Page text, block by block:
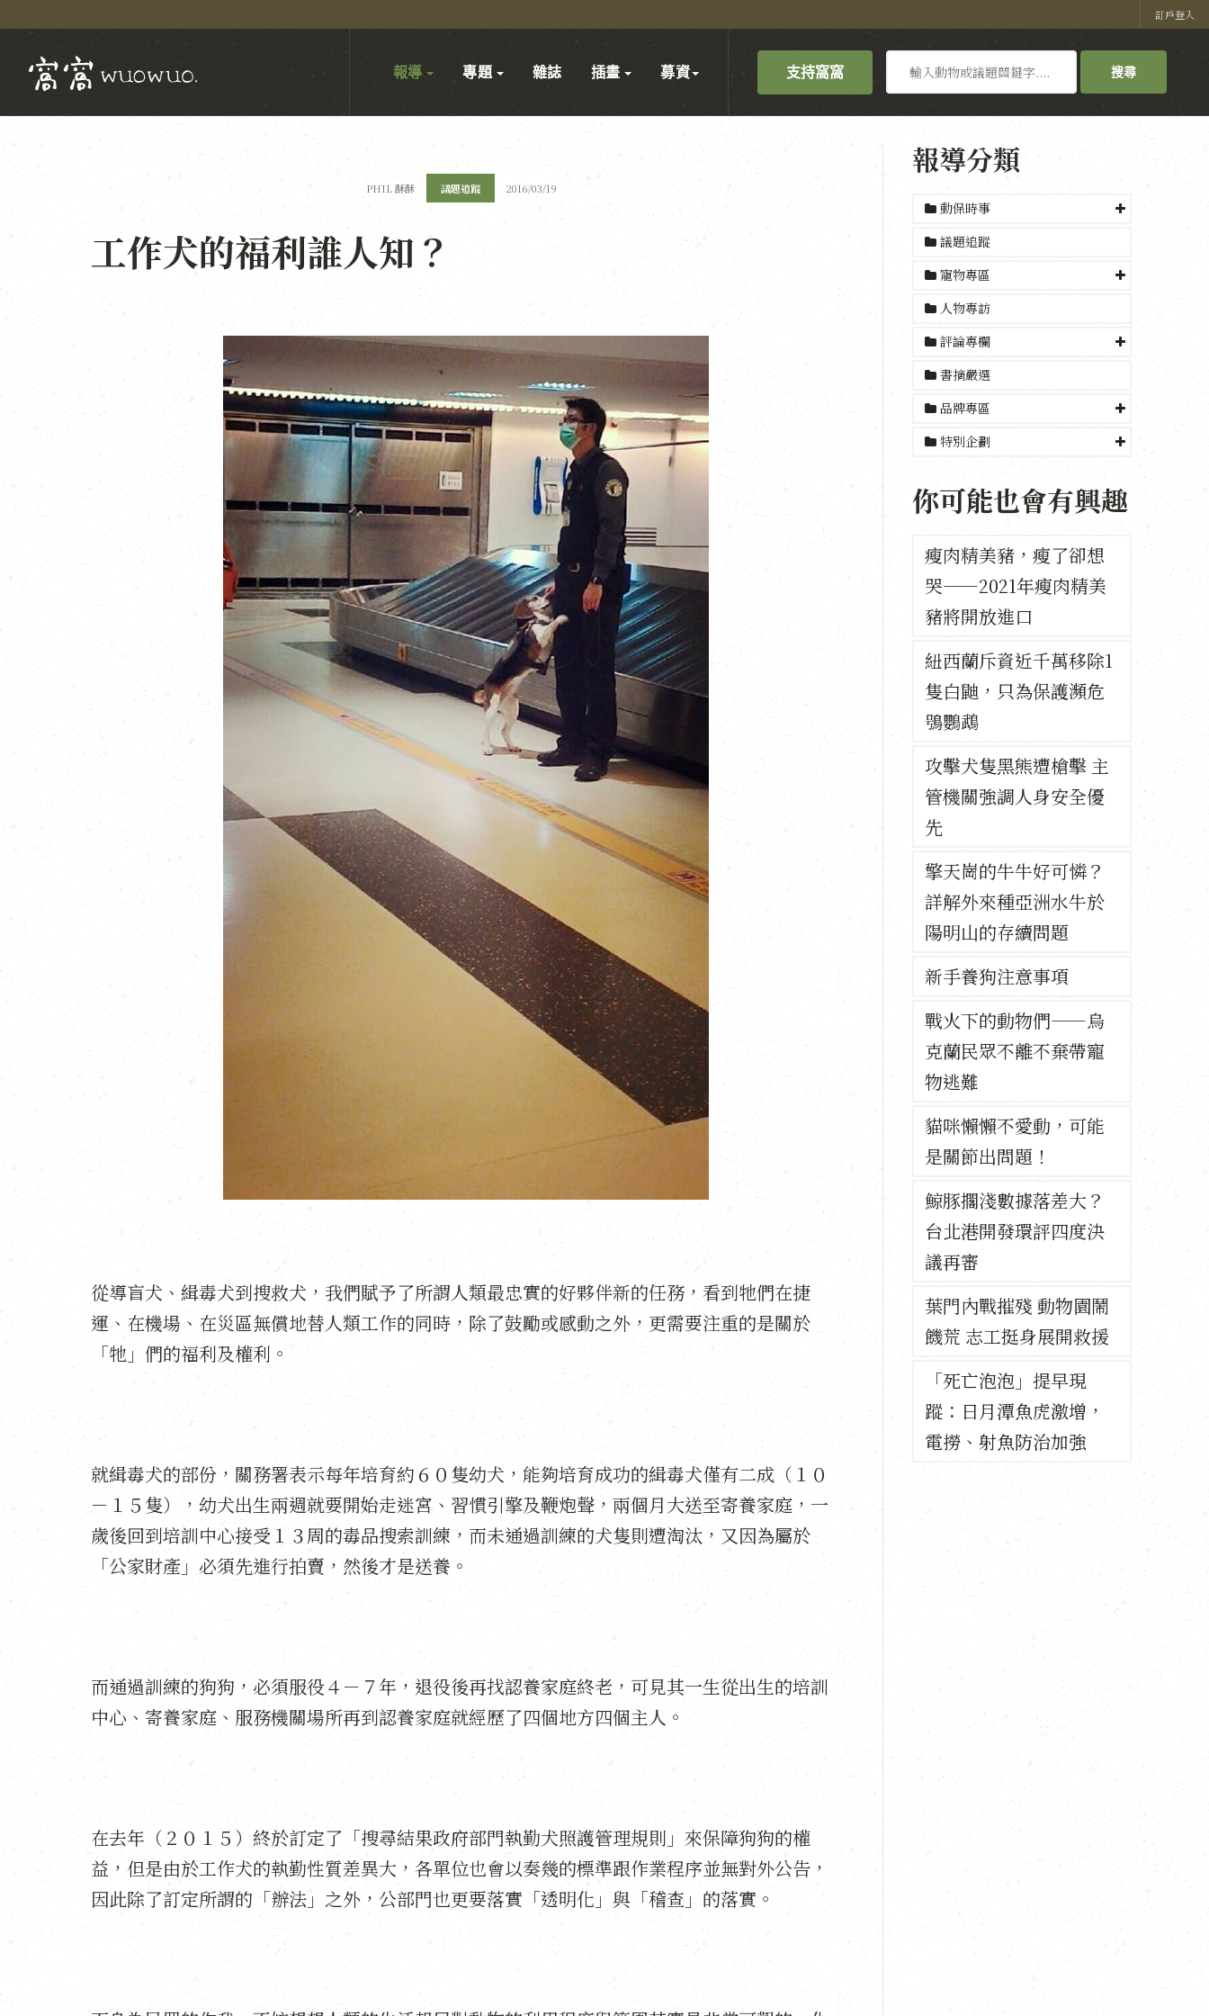
訂戶登入
支持窩窩
尋
搜尋
報導 專題 雜誌 插畫 募資
PHIL 酥酥 議題追蹤 2016/03/19
工作犬的福利誰人知？
從導盲犬、緝毒犬到搜救犬，我們賦予了所謂人類最忠實的好夥伴新的任務，看到牠們在捷
運、在機場、在災區無償地替人類工作的同時，除了鼓勵或感動之外，更需要注重的是關於
「牠」們的福利及權利。
就緝毒犬的部份，關務署表示每年培育約６０隻幼犬，能夠培育成功的緝毒犬僅有二成（１０
－１５隻），幼犬出生兩週就要開始走迷宮、習慣引擎及鞭炮聲，兩個月大送至寄養家庭，一
歲後回到培訓中心接受１３周的毒品搜索訓練，而未通過訓練的犬隻則遭淘汰，又因為屬於
「公家財產」必須先進行拍賣，然後才是送養。
而通過訓練的狗狗，必須服役４－７年，退役後再找認養家庭終老，可見其一生從出生的培訓
中心、寄養家庭、服務機關場所再到認養家庭就經歷了四個地方四個主人。
在去年（２０１５）終於訂定了「搜尋結果政府部門執勤犬照護管理規則」來保障狗狗的權
益，但是由於工作犬的執勤性質差異大，各單位也會以奏幾的標準跟作業程序並無對外公告，
因此除了訂定所謂的「辦法」之外，公部門也更要落實「透明化」與「稽查」的落實。
報導分類
動保時事
議題追蹤
寵物專區
人物專訪
評論專欄
書摘嚴選
品牌專區
特別企劃
你可能也會有興趣
瘦肉精美豬，瘦了卻想
哭——2021年瘦肉精美
豬將開放進口
紐西蘭斥資近千萬移除1
隻白鼬，只為保護瀕危
鴞鸚鵡
攻擊犬隻黑熊遭槍擊 主
管機關強調人身安全優
先
擎天崗的牛牛好可憐？
詳解外來種亞洲水牛於
陽明山的存續問題
新手養狗注意事項
戰火下的動物們——烏
克蘭民眾不離不棄帶寵
物逃難
貓咪懶懶不愛動，可能
是關節出問題！
鯨豚擱淺數據落差大？
台北港開發環評四度決
議再審
葉門內戰摧殘 動物園鬧
饑荒 志工挺身展開救援
「死亡泡泡」提早現
蹤：日月潭魚虎激增，
電撈、射魚防治加強